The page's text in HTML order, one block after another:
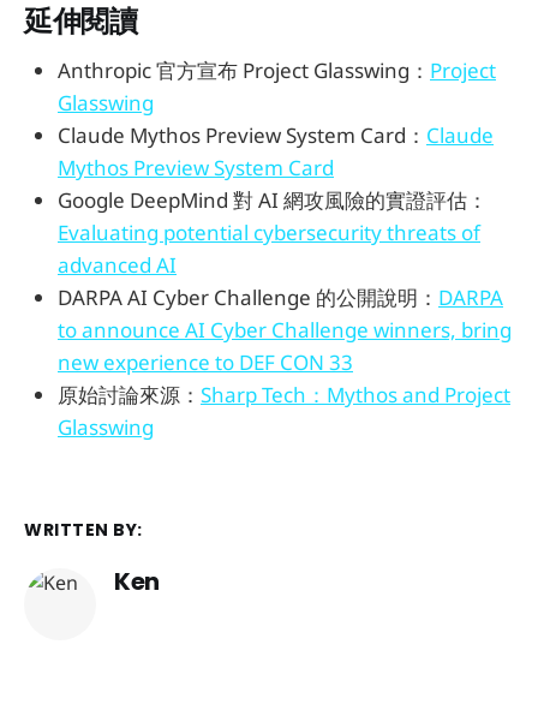
延伸閱讀
Anthropic 官方宣布 Project Glasswing： Project
Glasswing
Claude Mythos Preview System Card： Claude
Mythos Preview System Card
Google DeepMind 對 AI 網攻風險的實證評估：
Evaluating potential cybersecurity threats of
advanced AI
DARPA AI Cyber Challenge 的公開說明： DARPA
to announce AI Cyber Challenge winners, bring
new experience to DEF CON 33
原始討論來源： Sharp Tech：Mythos and Project
Glasswing
WRITTEN BY:
Ken